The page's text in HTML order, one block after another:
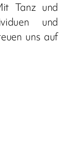
Tanz und
und
uns auf